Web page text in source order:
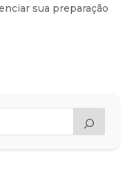
sua preparação